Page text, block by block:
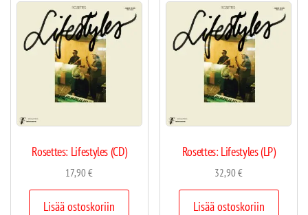
Rosettes: Lifestyles (CD)
17,90€
Lisää ostoskoriin
Rosettes: Lifestyles (LP)
32,90€
Lisää ostoskoriin